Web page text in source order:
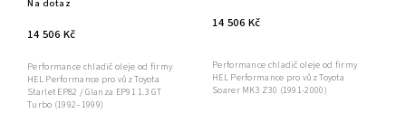
Na dotaz
14 506 Kč
Performance chladič oleje od firmy
HEL Performance pro vůz Toyota
Starlet EP82 / Glanza EP91 1.3 GT
Turbo (1992–1999)
14 506 Kč
Performance chladič oleje od firmy
HEL Performance pro vůz Toyota
Soarer MK3 Z30 (1991-2000)